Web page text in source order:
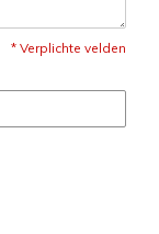
* Verplichte velden